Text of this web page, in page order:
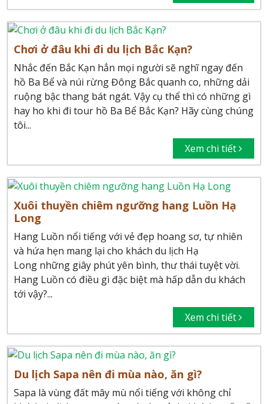
Chơi ở đâu khi đi du lịch Bắc Kạn?
Nhắc đến Bắc Kạn hẳn mọi người sẽ nghĩ ngay đến
hồ Ba Bể và núi rừng Đông Bắc quanh co, những dải
ruộng bậc thang bát ngát. Vậy cụ thể thì có những gì
hay ho khi đi tour hồ Ba Bể Bắc Kạn? Hãy cùng chúng
tôi...
Xem chi tiết
Xuôi thuyền chiêm ngưỡng hang Luồn Hạ
Long
Hang Luồn nổi tiếng với vẻ đẹp hoang sơ, tự nhiên
và hứa hẹn mang lại cho khách du lịch Hạ
Long những giây phút yên bình, thư thái tuyệt vời.
Hang Luồn có điều gì đặc biệt mà hấp dẫn du khách
tới vậy?...
Xem chi tiết
Du lịch Sapa nên đi mùa nào, ăn gì?
Sapa là vùng đất mây mù nổi tiếng với không chỉ